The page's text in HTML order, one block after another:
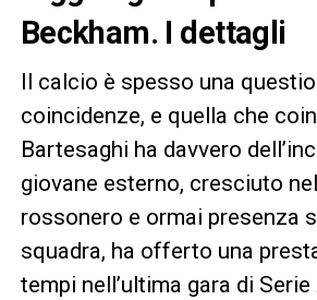
Beckham. I dettagli
Il calcio è spesso una
coincidenze, e quella che
Bartesaghi ha davvero
giovane esterno, cresciuto
rossonero e ormai presenza
squadra, ha offerto una
tempi nell’ultima gara di